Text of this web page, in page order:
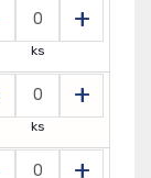
+
ks
+
ks
+